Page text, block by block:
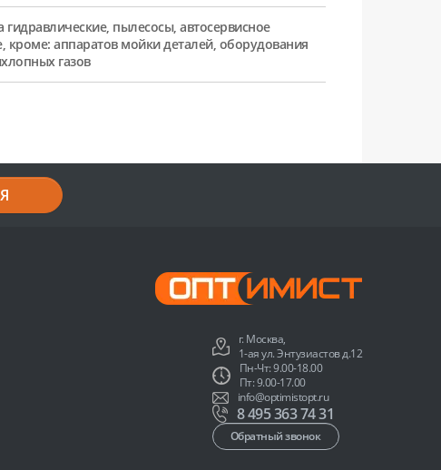
гидравлические, пылесосы, автосервисное
кроме: аппаратов мойки деталей, оборудования
газов
г. Москва,
1-ая ул. Энтузиастов д.12
Пн-Чт: 9.00-18.00
Пт: 9.00-17.00
info@optimistopt.ru
8 495 363 74 31
Обратный звонок